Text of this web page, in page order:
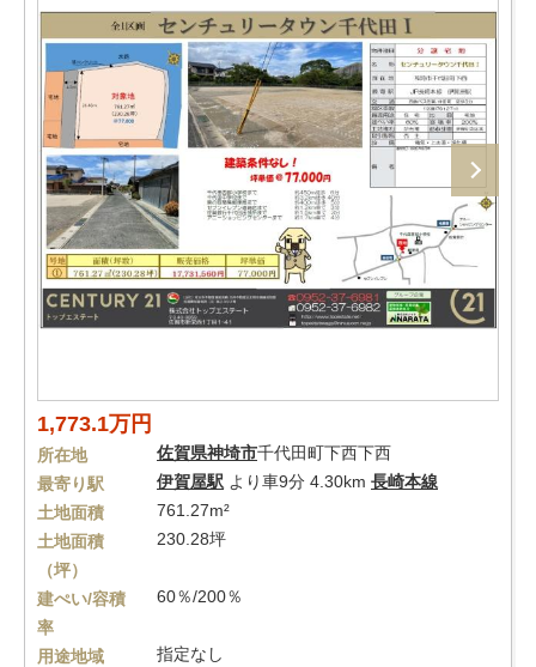
1,773.1万円
所在地 佐賀県神埼市千代田町下西下西
最寄り駅
伊賀屋駅 より車9分 4.30km 長崎本線
土地面積
761.27m²
土地面積
（坪）
230.28坪
建ぺい/容積
率
60％/200％
用途地域
指定なし